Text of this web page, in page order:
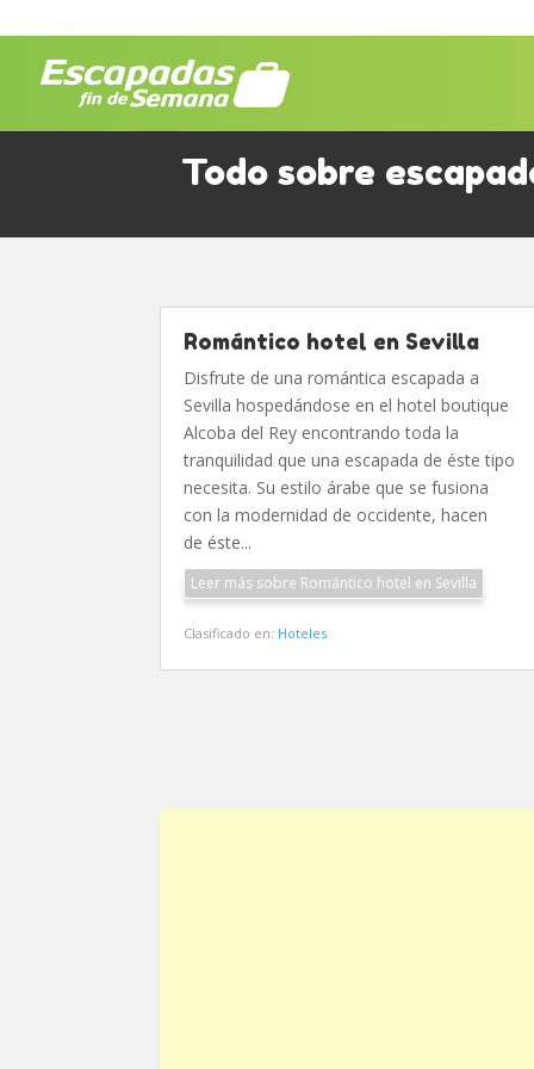
Todo sobre
Romántico hotel en Sevilla
Disfrute de una romántica escapada a
Sevilla hospedándose en el hotel boutique
Alcoba del Rey encontrando toda la
tranquilidad que una escapada de éste tipo
necesita. Su estilo árabe que se fusiona
con la modernidad de occidente, hacen
de éste...
Leer más sobre Romántico hotel en Sevilla
Clasificado en: Hoteles